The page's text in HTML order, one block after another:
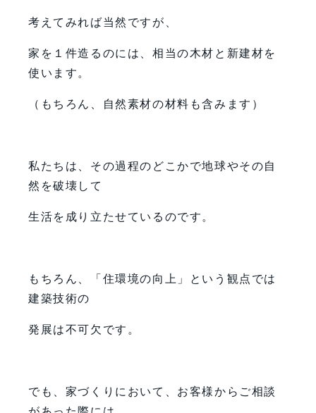
考えてみれば当然ですが、
家を１件造るのには、相当の木材と新建材を
使います。
（もちろん、自然素材の材料も含みます）
私たちは、その過程のどこかで地球やその自
然を破壊して
生活を成り立たせているのです。
もちろん、「住環境の向上」という観点では
建築技術の
発展は不可欠です。
でも、家づくりにおいて、お客様からご相談